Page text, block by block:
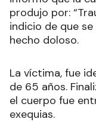
produjo por:
indicio de que
hecho doloso.
La víctima, fue
de 65 años.
el cuerpo fue
exequias.